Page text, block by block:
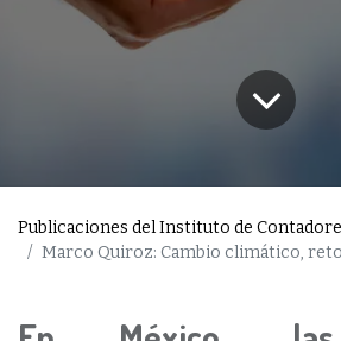
Marco Quiroz: Cambio climático, retos y